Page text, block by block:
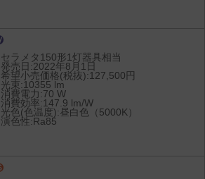
セラメタ150形1灯器具相当
発売日:2022年8月1日
希望小売価格(税抜):127,500円
光束:10355 lm
消費電力:70 W
消費効率:147.9 lm/W
光色(色温度):昼白色（5000K）
演色性:Ra85